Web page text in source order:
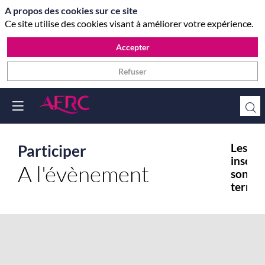
Participer
A l'évènement
Les
sont
A propos des cookies sur ce site
Ce site utilise des cookies visant à améliorer votre expérience.
Accepter
Refuser